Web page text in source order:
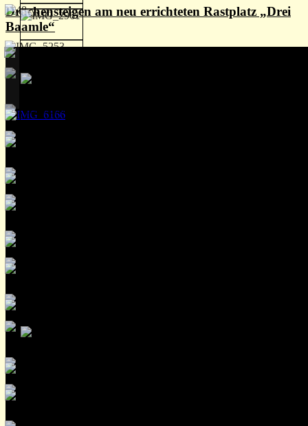
Drachensteigen am neu errichteten Rastplatz „Drei
Baamle“